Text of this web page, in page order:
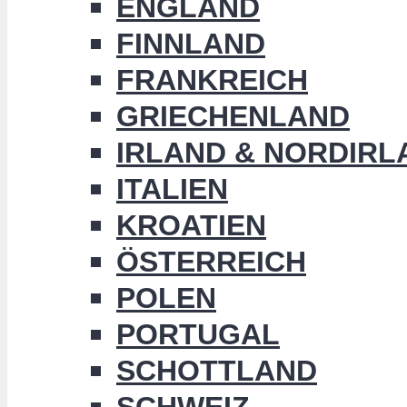
ENGLAND
FINNLAND
FRANKREICH
GRIECHENLAND
IRLAND &
ITALIEN
KROATIEN
ÖSTERREICH
POLEN
PORTUGAL
SCHOTTLAND